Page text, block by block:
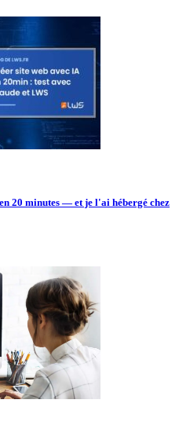
20 minutes — et je l'ai hébergé chez